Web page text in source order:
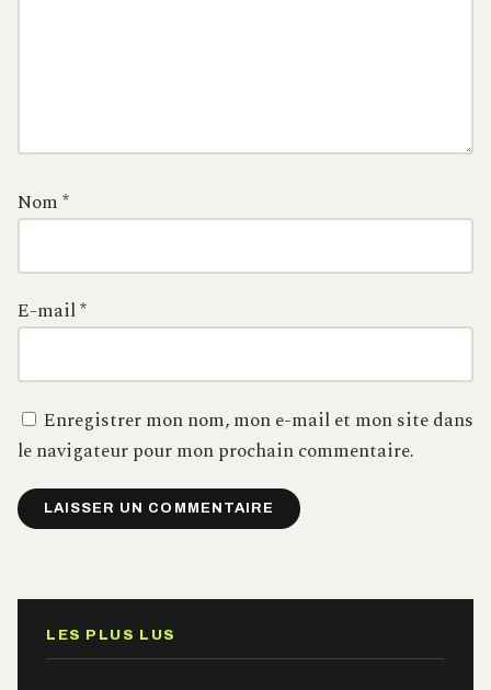
Nom*
E-mail*
Enregistrer mon nom, mon e-mail et mon site dans
le navigateur pour mon prochain commentaire.
LES PLUS LUS